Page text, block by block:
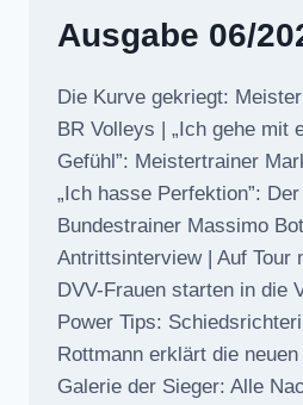
Ausgabe 06/
Die Kurve gekriegt:
BR Volleys | „Ich gehe mit
Gefühl”: Meistertrainer
„Ich hasse Perfektion”:
Bundestrainer Massimo
Antrittsinterview | Auf Tour
DVV-Frauen starten in die
Power Tips:
Rottmann erklärt die
Galerie der Sieger: Alle